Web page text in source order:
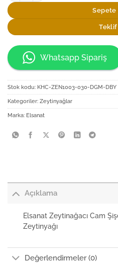
Sepete
Whatsapp Sipariş
Stok kodu: KHC-ZEN1003-030-DGM-DBY
Kategoriler: Zeytinyağlar
Marka: Elsanat
Açıklama
Elsanat Zeytinağacı Cam
Zeytinyağı
Değerlendirmeler (0)